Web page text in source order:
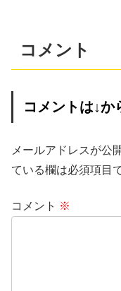
コメント
コメントは↓か
メールアドレスが公
ている欄は必須項目
コメント ※